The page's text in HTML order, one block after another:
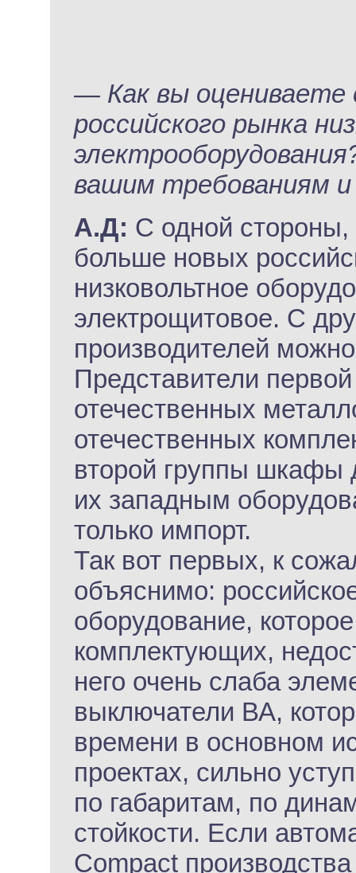
— Как вы оцениваете
российского рынка
вашим требованиям и
А.Д: C одной
больше новых
низковольтное
электрощитовое. С
производителей
Представители
отечественных
отечественных
второй группы шкафы
их западным
только импорт.
Так вот первых, к
объяснимо:
оборудование,
комплектующих,
него очень слаба
выключатели ВА,
времени в основном
проектах, сильно
по габаритам, по
стойкости. Если
Compact